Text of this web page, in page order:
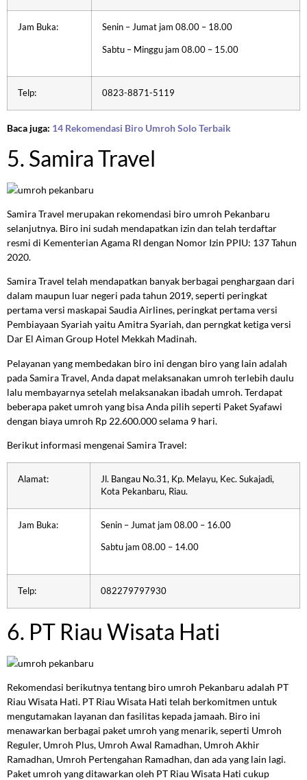
Jam Buka: Senin – Jumat jam 08.00 – 18.00
Sabtu – Minggu jam 08.00 – 15.00
Telp: 0823-8871-5119
Baca juga: 14 Rekomendasi Biro Umroh Solo Terbaik
5. Samira Travel
Samira Travel merupakan rekomendasi biro umroh Pekanbaru
selanjutnya. Biro ini sudah mendapatkan izin dan telah terdaftar
resmi di Kementerian Agama RI dengan Nomor Izin PPIU: 137 Tahun
2020.
Samira Travel telah mendapatkan banyak berbagai penghargaan dari
dalam maupun luar negeri pada tahun 2019, seperti peringkat
pertama versi maskapai Saudia Airlines, peringkat pertama versi
Pembiayaan Syariah yaitu Amitra Syariah, dan perngkat ketiga versi
Dar El Aiman Group Hotel Mekkah Madinah.
Pelayanan yang membedakan biro ini dengan biro yang lain adalah
pada Samira Travel, Anda dapat melaksanakan umroh terlebih daulu
lalu membayarnya setelah melaksanakan ibadah umroh. Terdapat
beberapa paket umroh yang bisa Anda pilih seperti Paket Syafawi
dengan biaya umroh Rp 22.600.000 selama 9 hari.
Berikut informasi mengenai Samira Travel:
Alamat:
Jl. Bangau No.31, Kp. Melayu, Kec. Sukajadi,
Kota Pekanbaru, Riau.
Jam Buka: Senin – Jumat jam 08.00 – 16.00
Sabtu jam 08.00 – 14.00
Telp: 082279797930
6. PT Riau Wisata Hati
Rekomendasi berikutnya tentang biro umroh Pekanbaru adalah PT
Riau Wisata Hati. PT Riau Wisata Hati telah berkomitmen untuk
mengutamakan layanan dan fasilitas kepada jamaah. Biro ini
menawarkan berbagai paket umroh yang menarik, seperti Umroh
Reguler, Umroh Plus, Umroh Awal Ramadhan, Umroh Akhir
Ramadhan, Umroh Pertengahan Ramadhan, dan ada yang lain lagi.
Paket umroh yang ditawarkan oleh PT Riau Wisata Hati cukup